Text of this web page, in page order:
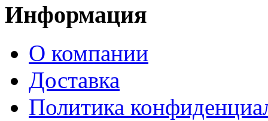
Информация
О компании
Доставка
Политика